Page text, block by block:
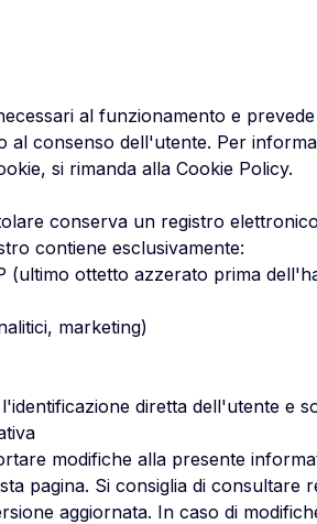
al funzionamento e
al consenso dell'utente. Per
si rimanda alla Cookie Policy.
conserva un registro
contiene esclusivamente:
(ultimo ottetto azzerato prima
marketing)
diretta dell'utente e
modifiche alla presente
pagina. Si consiglia di consultare
aggiornata. In caso di